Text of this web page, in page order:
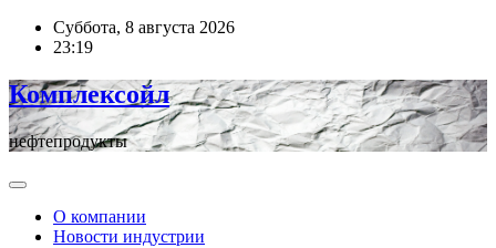
ПерейтиСуббота, 8 августа 2026
23:19
Комплексойл
нефтепродукты
О компании
Новости индустрии